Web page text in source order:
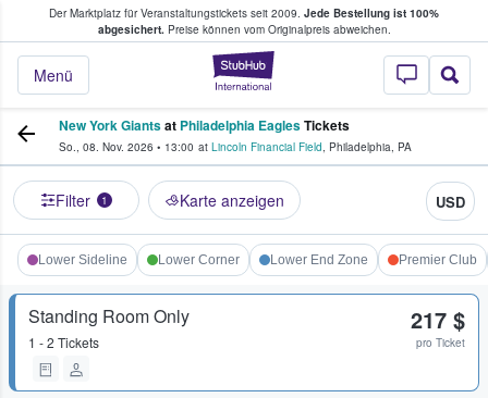
Der Marktplatz für Veranstaltungstickets seit 2009. Jede Bestellung ist 100%
abgesichert.Preise können vom Originalpreis abweichen.
StubHub - Wo
Menü
Tickets kaufen & verkaufen
New York Giantsat Philadelphia EaglesTickets
So., 08. Nov. 2026 • 13:00 at Lincoln Financial Field, Philadelphia, PA
Filter 1 Karte anzeigen USD
Lower Sideline Lower Corner Lower End Zone Premier Club
Standing Room Only
1 - 2 Tickets
217 $
pro Ticket